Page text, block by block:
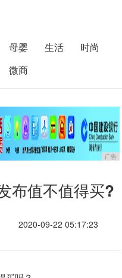
母婴 生活
时尚
微商
广告
布值不值得买?
2020-09-22 05:17:23